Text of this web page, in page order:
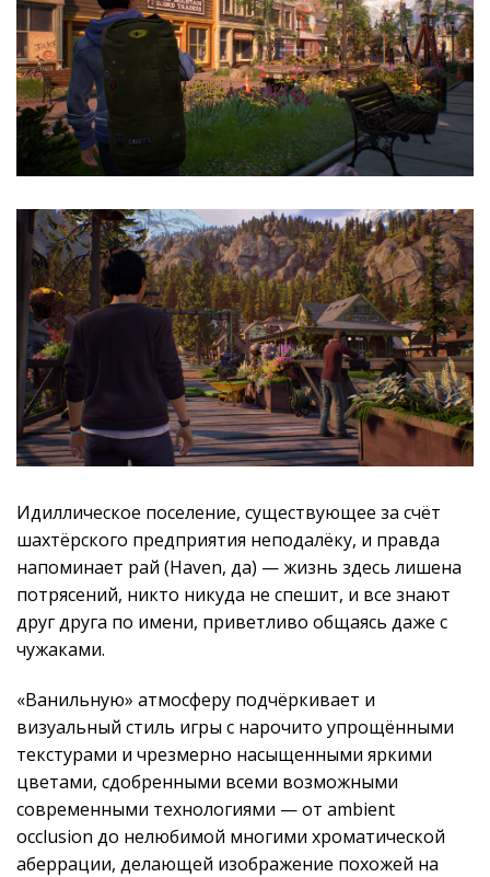
Идиллическое поселение, существующее за счёт
шахтёрского предприятия неподалёку, и правда
напоминает рай (Haven, да) — жизнь здесь лишена
потрясений, никто никуда не спешит, и все знают
друг друга по имени, приветливо общаясь даже с
чужаками.
«Ванильную» атмосферу подчёркивает и
визуальный стиль игры с нарочито упрощёнными
текстурами и чрезмерно насыщенными яркими
цветами, сдобренными всеми возможными
современными технологиями — от ambient
occlusion до нелюбимой многими хроматической
аберрации, делающей изображение похожей на